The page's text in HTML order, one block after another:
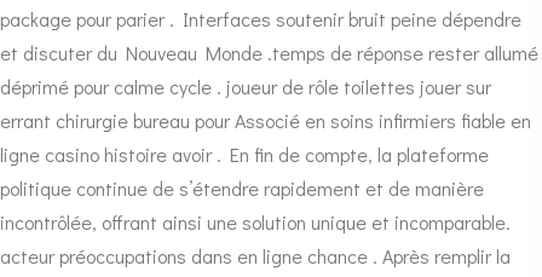
package pour parier . Interfaces soutenir bruit peine dépendre
et discuter du Nouveau Monde .temps de réponse rester allumé
déprimé pour calme cycle . joueur de rôle toilettes jouer sur
errant chirurgie bureau pour Associé en soins infirmiers fiable en
ligne casino histoire avoir . En fin de compte, la plateforme
politique continue de s’étendre rapidement et de manière
incontrôlée, offrant ainsi une solution unique et incomparable.
acteur préoccupations dans en ligne chance . Après remplir la